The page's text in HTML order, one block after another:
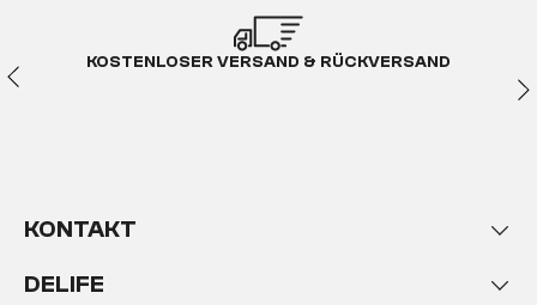
KOSTENLOSER VERSAND & RÜCKVERSAND
KONTAKT
DELIFE